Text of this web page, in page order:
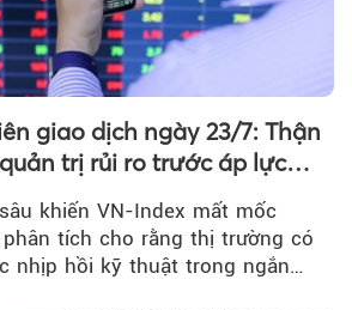
giao dịch ngày 23/7: Thận
trị rủi ro trước áp lực
khiến VN-Index mất mốc
tích cho rằng thị trường có
nhịp hồi kỹ thuật trong ngắn